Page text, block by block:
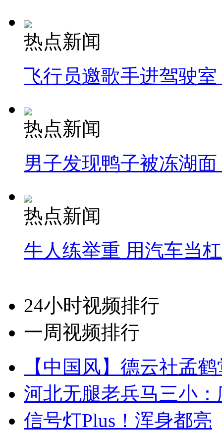
热点新闻
飞行员邀歌手进驾驶
热点新闻
男子发现鸭子被冻湖
热点新闻
牛人练举重 用汽车当
24小时视频排行
一周视频排行
【中国风】德云社孟
河北无腿老兵马三小
信号灯Plus！浑身都亮